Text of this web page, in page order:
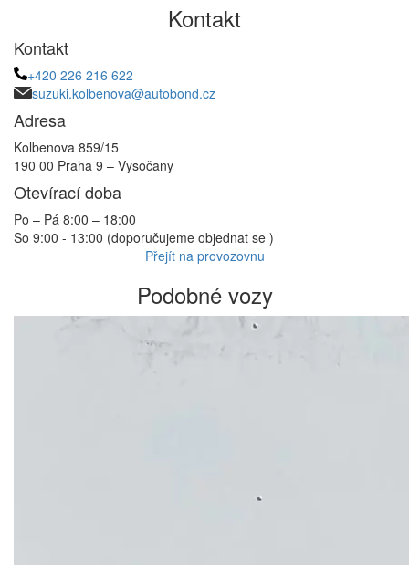
Kontakt
Kontakt
+420 226 216 622
suzuki.kolbenova@autobond.cz
Adresa
Kolbenova 859/15
190 00 Praha 9 – Vysočany
Otevírací doba
Po – Pá 8:00 – 18:00
So 9:00 - 13:00 (doporučujeme objednat se )
Přejít na provozovnu
Podobné vozy